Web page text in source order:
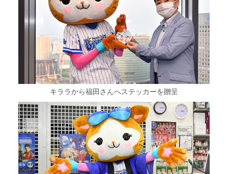
キララから福田さんへステッカーを贈呈